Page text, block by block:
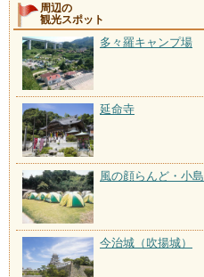
周辺の
観光スポット
多々羅キャンプ場
延命寺
風の顔らんど・小島
今治城（吹揚城）